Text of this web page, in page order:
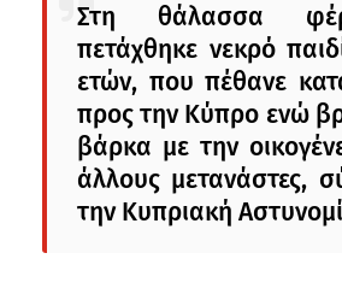
Στη θάλασσα
πετάχθηκε νεκρό
ετών, που πέθανε
προς την Κύπρο ενώ
βάρκα με την
άλλους μετανάστες,
την Κυπριακή